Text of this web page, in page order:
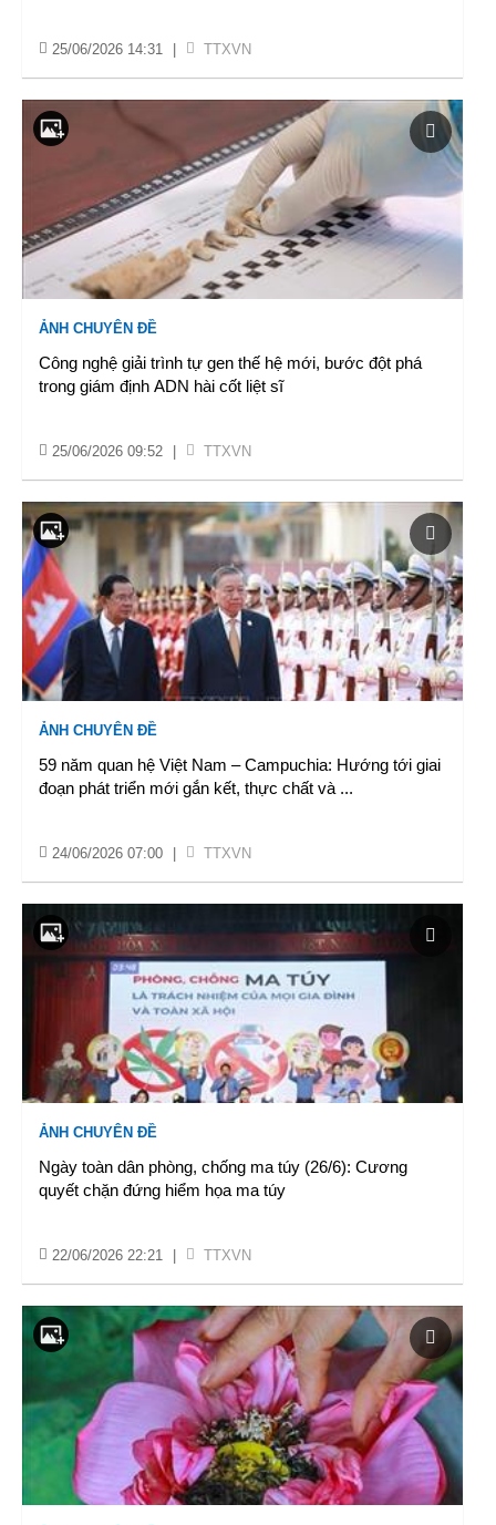
25/06/2026 14:31 TTXVN
ẢNH CHUYÊN ĐỀ
Công nghệ giải trình tự gen thế hệ mới, bước đột phá
trong giám định ADN hài cốt liệt sĩ
25/06/2026 09:52 TTXVN
ẢNH CHUYÊN ĐỀ
59 năm quan hệ Việt Nam – Campuchia: Hướng tới giai
đoạn phát triển mới gắn kết, thực chất và ...
24/06/2026 07:00 TTXVN
ẢNH CHUYÊN ĐỀ
Ngày toàn dân phòng, chống ma túy (26/6): Cương
quyết chặn đứng hiểm họa ma túy
22/06/2026 22:21 TTXVN